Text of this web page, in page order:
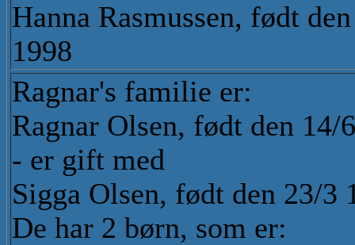
Hanna Rasmussen, født
1998
Ragnar's familie er:
Ragnar Olsen, født den 14/
- er gift med
Sigga Olsen, født den 23/3
De har 2 børn, som er: